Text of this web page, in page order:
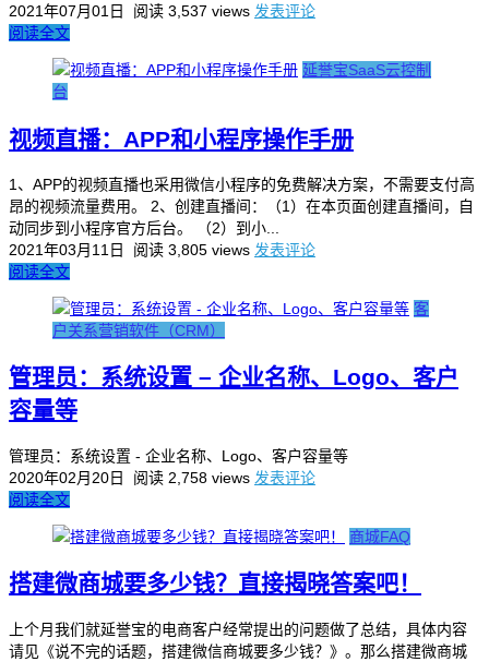
2021年07月01日
阅读 3,537 views 发表评论
阅读全文
延誉宝SaaS云控制
台
视频直播：APP和小程序操作手册
1、APP的视频直播也采用微信小程序的免费解决方案，不需要支付高
昂的视频流量费用。 2、创建直播间：（1）在本页面创建直播间，自
动同步到小程序官方后台。 （2）到小...
2021年03月11日
阅读 3,805 views 发表评论
阅读全文
客
户关系营销软件（CRM）
管理员：系统设置 – 企业名称、Logo、客户
容量等
管理员：系统设置 - 企业名称、Logo、客户容量等
2020年02月20日
阅读 2,758 views 发表评论
阅读全文
商城FAQ
搭建微商城要多少钱？直接揭晓答案吧！
上个月我们就延誉宝的电商客户经常提出的问题做了总结，具体内容
请见《说不完的话题，搭建微信商城要多少钱？》。那么搭建微商城